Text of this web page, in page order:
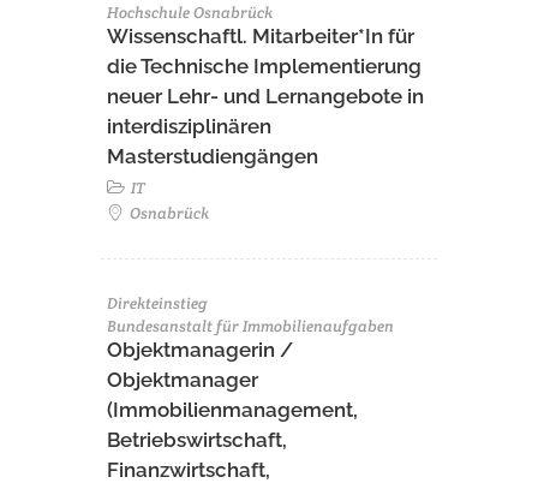
Hochschule Osnabrück
Wissenschaftl. Mitarbeiter*In für
die Technische Implementierung
neuer Lehr- und Lernangebote in
interdisziplinären
Masterstudiengängen
IT
Osnabrück
Direkteinstieg
Bundesanstalt für Immobilienaufgaben
Objektmanagerin /
Objektmanager
(Immobilienmanagement,
Betriebswirtschaft,
Finanzwirtschaft,